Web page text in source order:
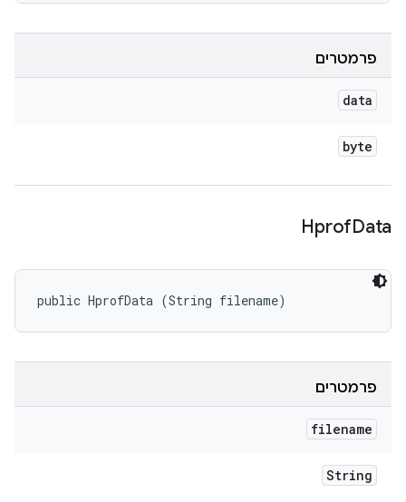
פרמטרים
data
byte
HprofData
public HprofData (String filename)
פרמטרים
filename
String